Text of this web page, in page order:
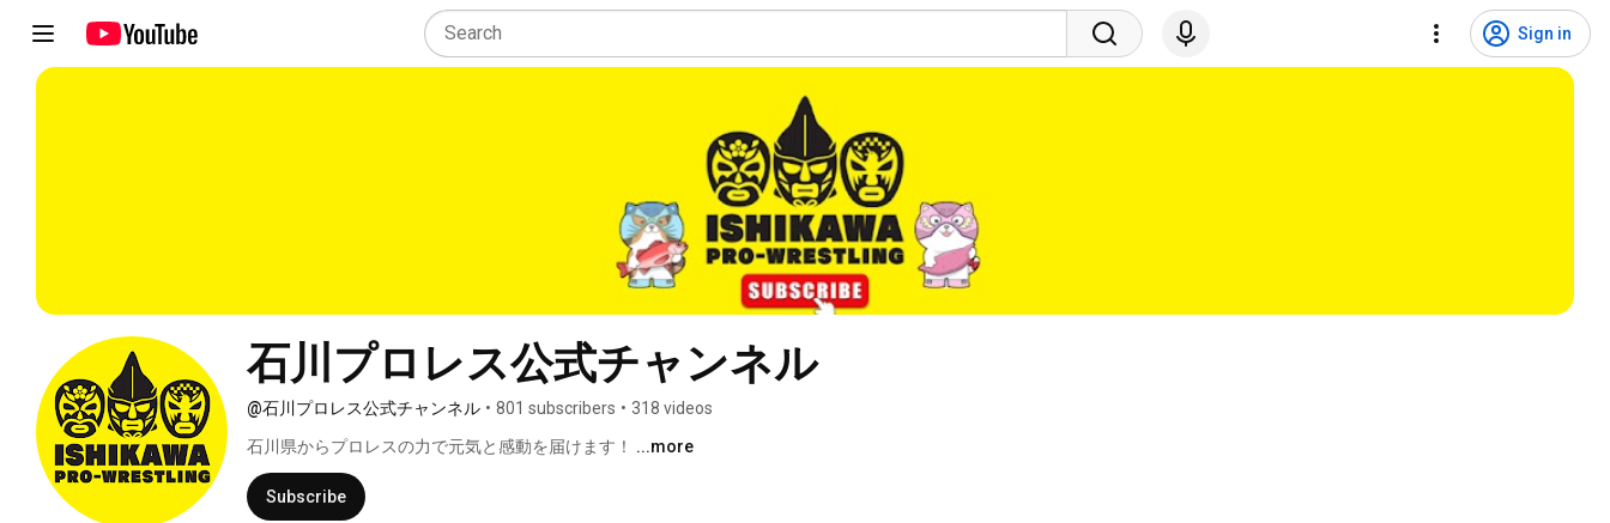
Sign in
石川プロレス公式チャンネル
@石川プロレス公式チャンネル • 801 subscribers • 318 videos
石川県からプロレスの力で元気と感動を届けます！ ...more
Subscribe